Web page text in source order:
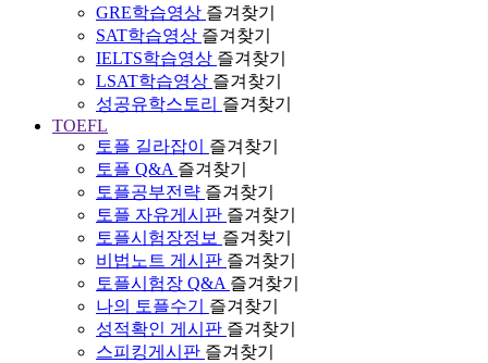
GRE학습영상 즐겨찾기
SAT학습영상 즐겨찾기
IELTS학습영상 즐겨찾기
LSAT학습영상 즐겨찾기
성공유학스토리 즐겨찾기
TOEFL
토플 길라잡이
즐겨찾기
토플 Q&A 즐겨찾기
토플공부전략 즐겨찾기
토플 자유게시판 즐겨찾기
토플시험장정보 즐겨찾기
비법노트 게시판 즐겨찾기
토플시험장 Q&A 즐겨찾기
나의 토플수기
즐겨찾기
성적확인 게시판 즐겨찾기
스피킹게시판 즐겨찾기